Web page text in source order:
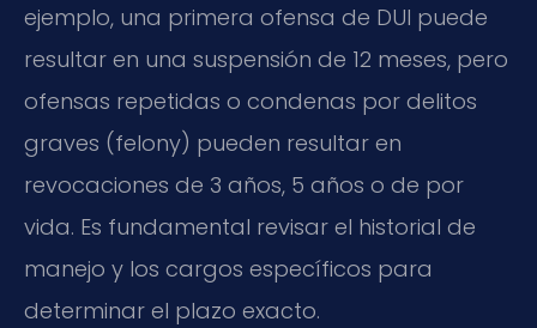
ejemplo, una primera ofensa de DUI puede
resultar en una suspensión de 12 meses, pero
ofensas repetidas o condenas por delitos
graves (felony) pueden resultar en
revocaciones de 3 años, 5 años o de por
vida. Es fundamental revisar el historial de
manejo y los cargos específicos para
determinar el plazo exacto.